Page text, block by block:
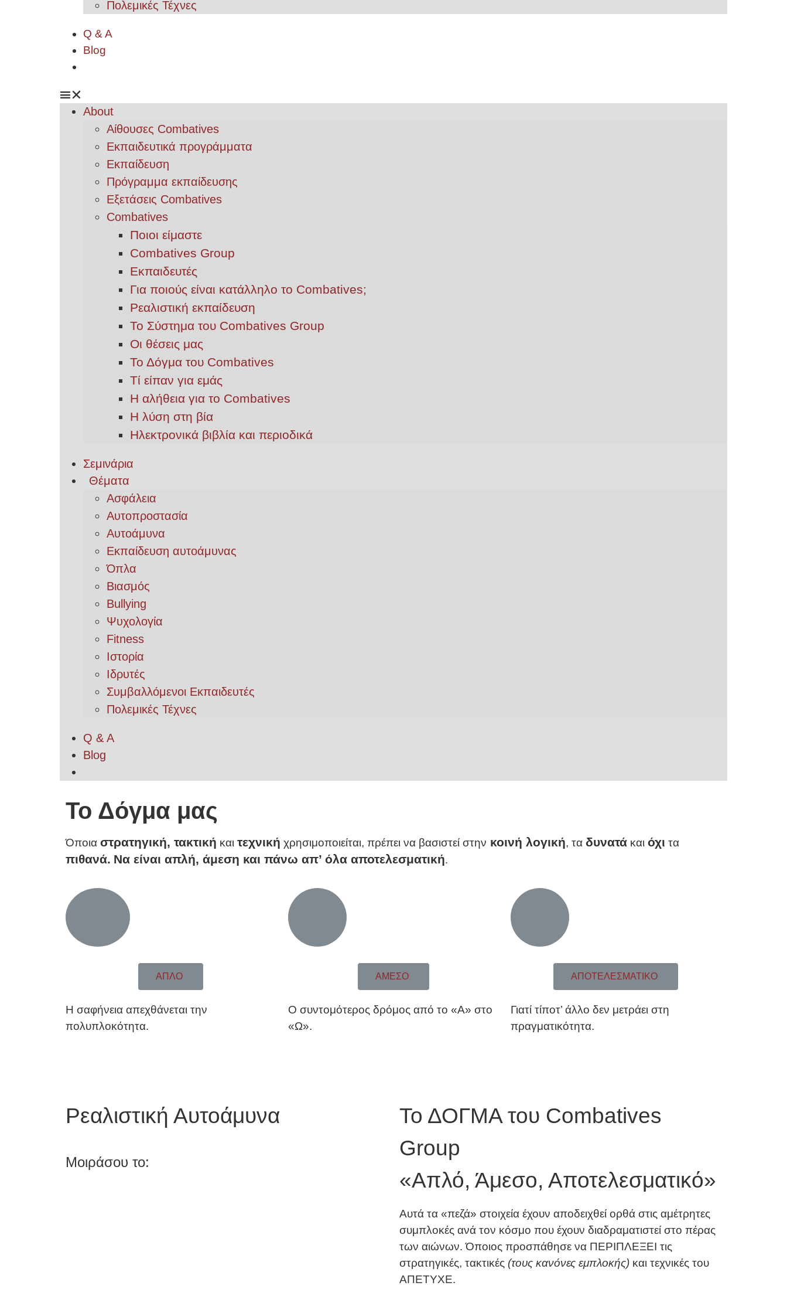
Πολεμικές Τέχνες
Q & A
Blog
About
Αίθουσες Combatives
Εκπαιδευτικά προγράμματα
Εκπαίδευση
Πρόγραμμα εκπαίδευσης
Εξετάσεις Combatives
Combatives
Ποιοι είμαστε
Combatives Group
Εκπαιδευτές
Για ποιούς είναι κατάλληλο το Combatives;
Ρεαλιστική εκπαίδευση
Το Σύστημα του Combatives Group
Οι θέσεις μας
Το Δόγμα του Combatives
Τί είπαν για εμάς
Η αλήθεια για το Combatives
Η λύση στη βία
Ηλεκτρονικά βιβλία και περιοδικά
Σεμινάρια
Θέματα
Ασφάλεια
Αυτοπροστασία
Αυτοάμυνα
Εκπαίδευση αυτοάμυνας
Όπλα
Βιασμός
Bullying
Ψυχολογία
Fitness
Ιστορία
Ιδρυτές
Συμβαλλόμενοι Εκπαιδευτές
Πολεμικές Τέχνες
Q & A
Blog
Το Δόγμα μας
Όποια στρατηγική, τακτική και τεχνική χρησιμοποιείται, πρέπει να βασιστεί στην κοινή λογική, τα δυνατά και όχι τα
πιθανά. Να είναι απλή, άμεση και πάνω απ’ όλα αποτελεσματική.
ΑΠΛΟ
Η σαφήνεια απεχθάνεται την
πολυπλοκότητα.
ΑΜΕΣΟ
Ο συντομότερος δρόμος από το «Α» στο
«Ω».
ΑΠΟΤΕΛΕΣΜΑΤΙΚΟ
Γιατί τίποτ’ άλλο δεν μετράει στη
πραγματικότητα.
Ρεαλιστική Αυτοάμυνα
Μοιράσου το:
Το ΔΟΓΜΑ του Combatives
Group
«Απλό, Άμεσο, Αποτελεσματικό»
Αυτά τα «πεζά» στοιχεία έχουν αποδειχθεί ορθά στις αμέτρητες
συμπλοκές ανά τον κόσμο που έχουν διαδραματιστεί στο πέρας
των αιώνων. Όποιος προσπάθησε να ΠΕΡΙΠΛΕΞΕΙ τις
στρατηγικές, τακτικές (τους κανόνες εμπλοκής) και τεχνικές του
ΑΠΕΤΥΧΕ.